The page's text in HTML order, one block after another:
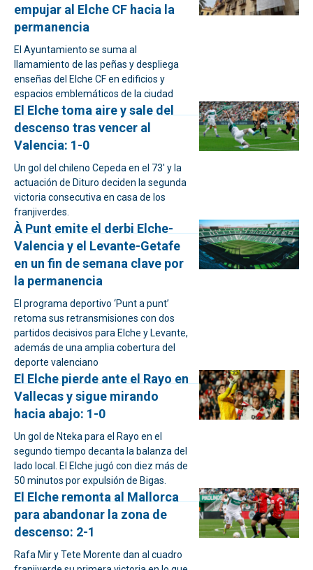
empujar al Elche CF hacia la
permanencia
El Ayuntamiento se suma al
llamamiento de las peñas y despliega
enseñas del Elche CF en edificios y
espacios emblemáticos de la ciudad
El Elche toma aire y sale del
descenso tras vencer al
Valencia: 1-0
Un gol del chileno Cepeda en el 73' y la
actuación de Dituro deciden la segunda
victoria consecutiva en casa de los
franjiverdes.
À Punt emite el derbi Elche-
Valencia y el Levante-Getafe
en un fin de semana clave por
la permanencia
El programa deportivo ‘Punt a punt’
retoma sus retransmisiones con dos
partidos decisivos para Elche y Levante,
además de una amplia cobertura del
deporte valenciano
El Elche pierde ante el Rayo en
Vallecas y sigue mirando
hacia abajo: 1-0
Un gol de Nteka para el Rayo en el
segundo tiempo decanta la balanza del
lado local. El Elche jugó con diez más de
50 minutos por expulsión de Bigas.
El Elche remonta al Mallorca
para abandonar la zona de
descenso: 2-1
Rafa Mir y Tete Morente dan al cuadro